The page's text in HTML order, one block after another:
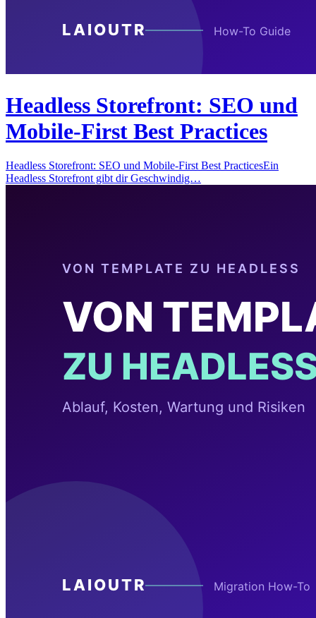
Headless Storefront: SEO und
Mobile-First Best Practices
Headless Storefront: SEO und Mobile-First Best PracticesEin
Headless Storefront gibt dir Geschwindig…